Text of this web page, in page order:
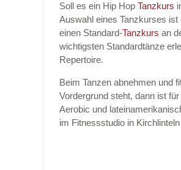
Kontakt E-Mail
Kontakt
Soll es ein Hip Hop Tanzkurs
Auswahl eines Tanzkurses
einen Standard-Tanzkurs an
wichtigsten Standardtänze
Repertoire.
Beim Tanzen abnehmen und
Vordergrund steht, dann ist
Aerobic und
im Fitnessstudio in